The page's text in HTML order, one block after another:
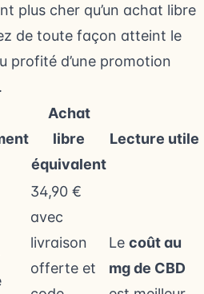
plus cher qu’un achat libre
de toute façon atteint le
profité d’une promotion
Achat
libre
équivalent
Lecture utile
34,90 €
avec
livraison
offerte et
Le coût au
mg de CBD